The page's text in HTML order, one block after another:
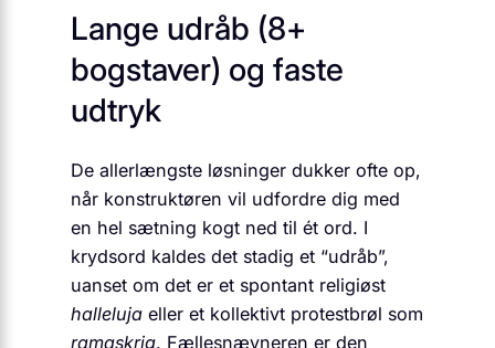
Lange udråb (8+
bogstaver) og faste
udtryk
De allerlængste løsninger dukker ofte op,
når konstruktøren vil udfordre dig med
en hel sætning kogt ned til ét ord. I
krydsord kaldes det stadig et “udråb”,
uanset om det er et spontant religiøst
halleluja eller et kollektivt protestbrøl som
ramaskrig. Fællesnævneren er den